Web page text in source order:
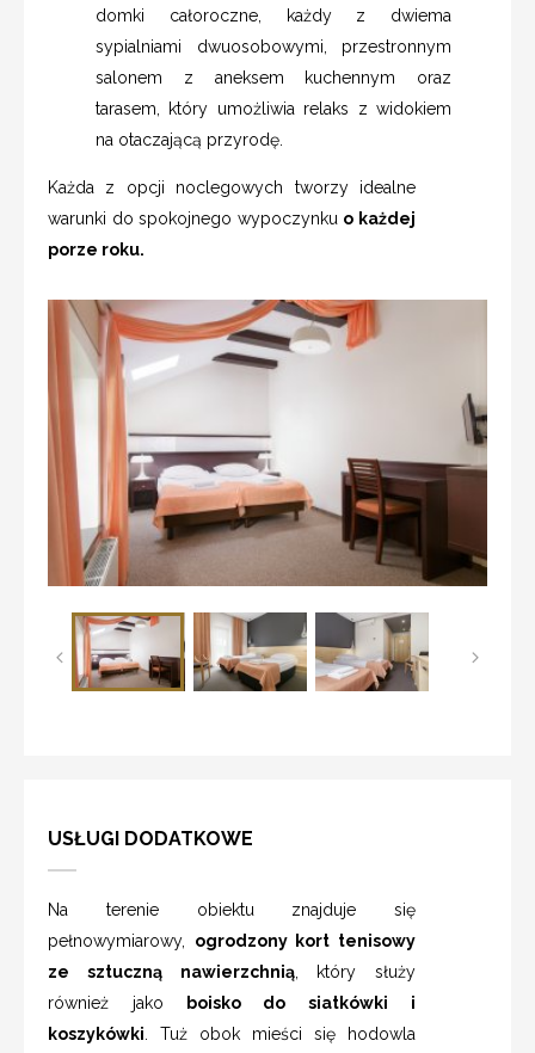
domki całoroczne, każdy z dwiema
sypialniami dwuosobowymi, przestronnym
salonem z aneksem kuchennym oraz
tarasem, który umożliwia relaks z widokiem
na otaczającą przyrodę.
Każda z opcji noclegowych tworzy idealne
warunki do spokojnego wypoczynku o każdej
porze roku.
USŁUGI DODATKOWE
Na terenie obiektu znajduje się
pełnowymiarowy, ogrodzony kort tenisowy
ze sztuczną nawierzchnią, który służy
również jako boisko do siatkówki i
koszykówki . Tuż obok mieści się hodowla